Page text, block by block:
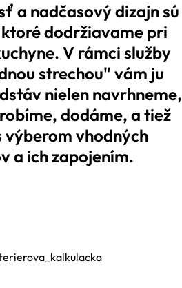
a nadčasový dizajn sú
dodržiavame pri
V rámci služby
strechou" vám ju
nielen navrhneme,
dodáme, a tiež
výberom vhodných
a ich zapojením.